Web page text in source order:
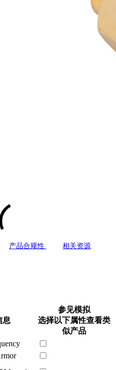
产品合规性
相关资源
息
参见模拟
选择以下属性查看类
似产品